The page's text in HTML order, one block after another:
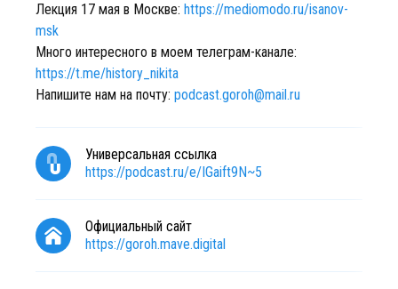
Лекция 17 мая в Москве: https://mediomodo.ru/isanov-
msk
Много интересного в моем телеграм-канале:
https://t.me/history_nikita
Напишите нам на почту: podcast.goroh@mail.ru
Универсальная ссылка
https://podcast.ru/e/IGaift9N~5
Официальный сайт
https://goroh.mave.digital